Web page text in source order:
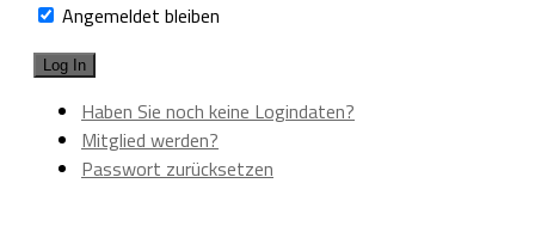
Angemeldet bleiben
Haben Sie noch keine Logindaten?
Mitglied werden?
Passwort zurücksetzen